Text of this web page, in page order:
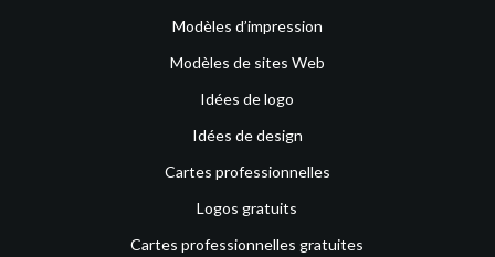
Modèles d’impression
Modèles de sites Web
Idées de logo
Idées de design
Cartes professionnelles
Logos gratuits
Cartes professionnelles gratuites